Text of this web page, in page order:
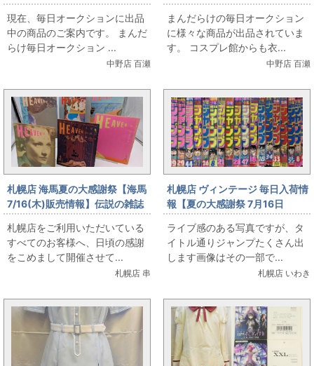
報です
現在、毎日オークションに出品
中の商品のご案内です。 まんだ
らけ毎日オークション ...
中野店 百瀬
ー/姫崎莉波/ハッピーミルフィ
ーユ/女性用Lサイズ(日本サイ
ズ)/コスプレ衣装」を出品して
います
まんだらけの毎日オークション
に様々な商品が出品されていま
す。 コスプレ館からも衣...
中野店 百瀬
札幌店 海馬夏の大感謝祭【海馬
7/16(木)販売情報】伝説の雑誌
『HEAVEN』大出し
札幌店をご利用いただいている
すべてのお客様へ、日頃の感謝
をこめまして開催させて...
札幌店 串
札幌店 ヴィンテージ 毎日入荷情
報【夏の大感謝祭 7月16日
（木）販売】ヴィンテージ ド
ラゴンボール表紙ほか、VINの
夏はジャンプの夏だよ
ライブ感のある写真ですが、タ
イトル通りジャンプたくさん出
します画像はその一部で...
札幌店 いわき